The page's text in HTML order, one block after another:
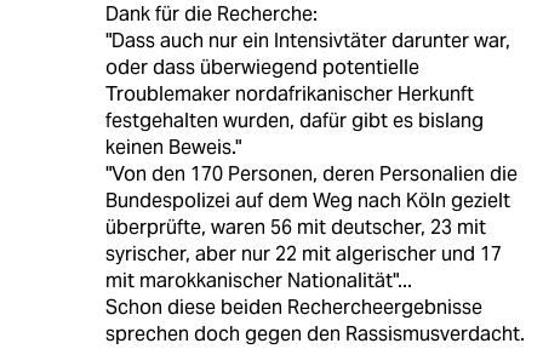
Dank für die Recherche:
"Dass auch nur ein Intensivtäter darunter war,
oder dass überwiegend potentielle
Troublemaker nordafrikanischer Herkunft
festgehalten wurden, dafür gibt es bislang
keinen Beweis."
"Von den 170 Personen, deren Personalien die
Bundespolizei auf dem Weg nach Köln gezielt
überprüfte, waren 56 mit deutscher, 23 mit
syrischer, aber nur 22 mit algerischer und 17
mit marokkanischer Nationalität"...
Schon diese beiden Rechercheergebnisse
sprechen doch gegen den Rassismusverdacht.